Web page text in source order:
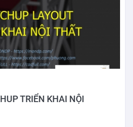
TRIỂN KHAI NỘI